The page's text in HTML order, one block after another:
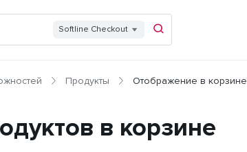
Softline Checkout
Продукты Отображение в корзине
в корзине